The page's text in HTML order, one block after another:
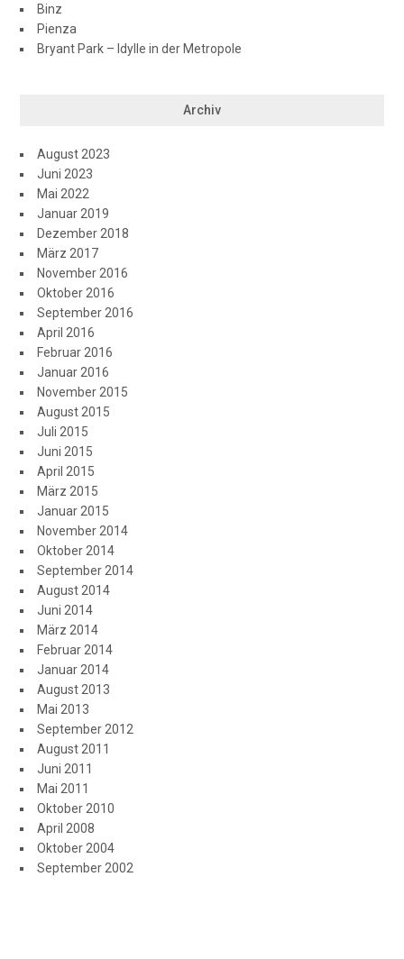
Binz
Pienza
Bryant Park – Idylle in der Metropole
Archiv
August 2023
Juni 2023
Mai 2022
Januar 2019
Dezember 2018
März 2017
November 2016
Oktober 2016
September 2016
April 2016
Februar 2016
Januar 2016
November 2015
August 2015
Juli 2015
Juni 2015
April 2015
März 2015
Januar 2015
November 2014
Oktober 2014
September 2014
August 2014
Juni 2014
März 2014
Februar 2014
Januar 2014
August 2013
Mai 2013
September 2012
August 2011
Juni 2011
Mai 2011
Oktober 2010
April 2008
Oktober 2004
September 2002